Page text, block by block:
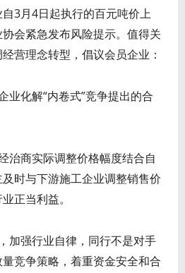
3月4日起执行的百元吨价上
会紧急发布风险提示。值得关
营理念转型，倡议会员企业：
化解“内卷式”竞争提出的合
商实际调整价格幅度结合自
时与下游施工企业调整销售价
正当利益。
强行业自律，同行不是对手
竞争策略，着重资金安全和合